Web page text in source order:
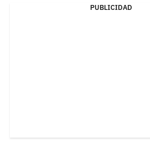
PUBLICIDAD